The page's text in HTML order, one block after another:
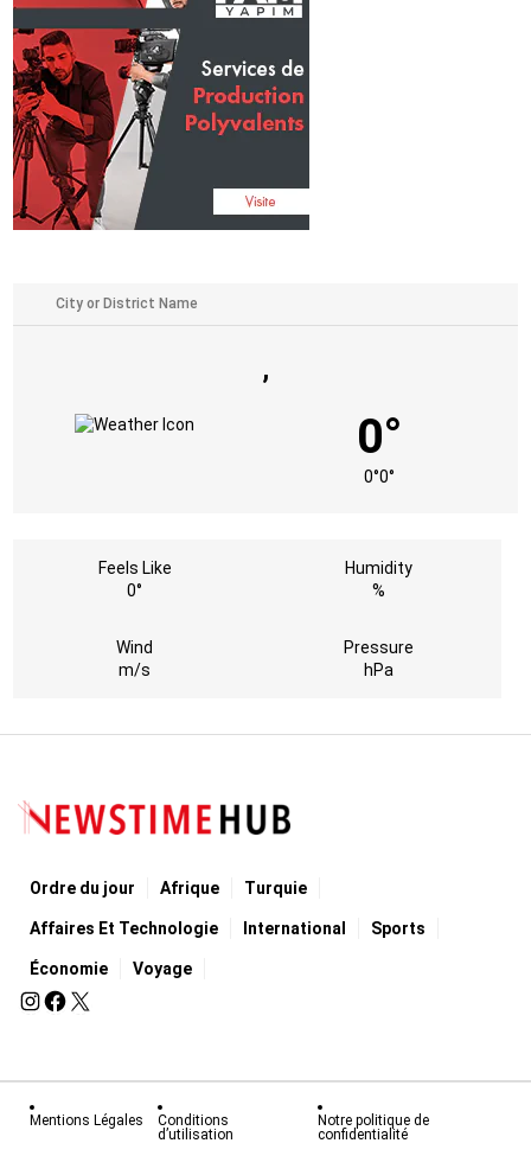
,
0°
0°0°
Feels Like
0°
Humidity
%
Wind
m/s
Pressure
hPa
Ordre du jour Afrique Turquie
Affaires Et Technologie International Sports
Économie Voyage
Mentions Légales
Conditions
d’utilisation
Notre politique de
confidentialité